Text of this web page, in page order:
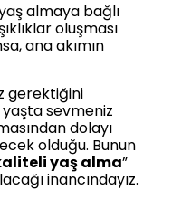
almaya bağlı
oluşması
ana akımın
gerektiğini
sevmeniz
dolayı
olduğu. Bunun
yaş alma”
inancındayız.